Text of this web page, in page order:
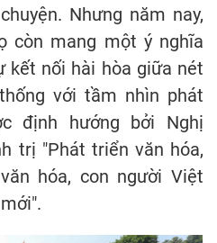
Nhưng năm nay,
còn mang một ý nghĩa
kết nối hài hòa giữa nét
với tầm nhìn phát
định hướng bởi Nghị
trị "Phát triển văn hóa,
hóa, con người Việt